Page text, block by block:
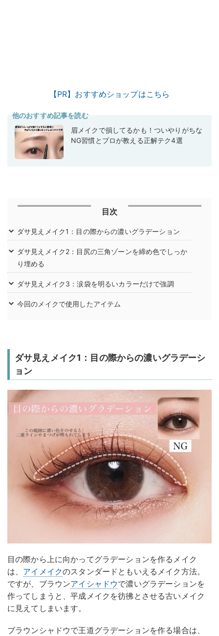
【PR】おすすめショップはこちら
他のおすすめ記事を読む
眉メイクで損してるかも！ついやりがちな
NG習慣とプロが教える正解テク4選
目次
ダサ見えメイク1：目の際からの濃いグラデーション
ダサ見えメイク2：目尻の三角ゾーンを締め色でしっか
り埋める
ダサ見えメイク3：涙袋を明るいカラーだけで強調
今回のメイクで使用したアイテム
ダサ見えメイク1：目の際からの濃いグラデーシ
ョン
目の際から上に向かってグラデーションを作るメイク
は、 アイメイクのスタンダードともいえるメイク方法。
ですが、ブラウンアイシャドウで濃いグラデーションを
作ってしまうと、平成メイクを彷彿とさせる古いメイク
に見えてしまいます。
ブラウンシャドウで王道グラデーションを作る場合は、